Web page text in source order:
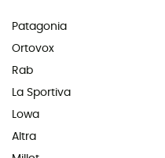
Patagonia
Ortovox
Rab
La Sportiva
Lowa
Altra